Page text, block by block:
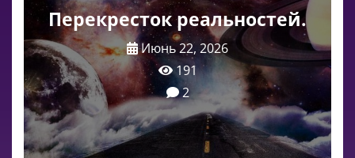
Перекресток реальностей.
Июнь 22, 2026
191
2